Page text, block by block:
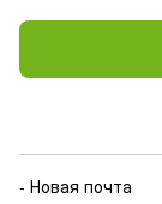
- Новая почта